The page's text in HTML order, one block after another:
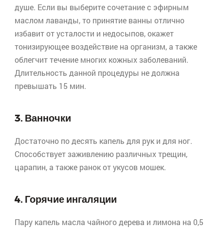
душе. Если вы выберите сочетание с эфирным
маслом лаванды, то принятие ванны отлично
избавит от усталости и недосыпов, окажет
тонизирующее воздействие на организм, а также
облегчит течение многих кожных заболеваний.
Длительность данной процедуры не должна
превышать 15 мин.
3. Ванночки
Достаточно по десять капель для рук и для ног.
Способствует заживлению различных трещин,
царапин, а также ранок от укусов мошек.
4. Горячие ингаляции
Пару капель масла чайного дерева и лимона на 0,5